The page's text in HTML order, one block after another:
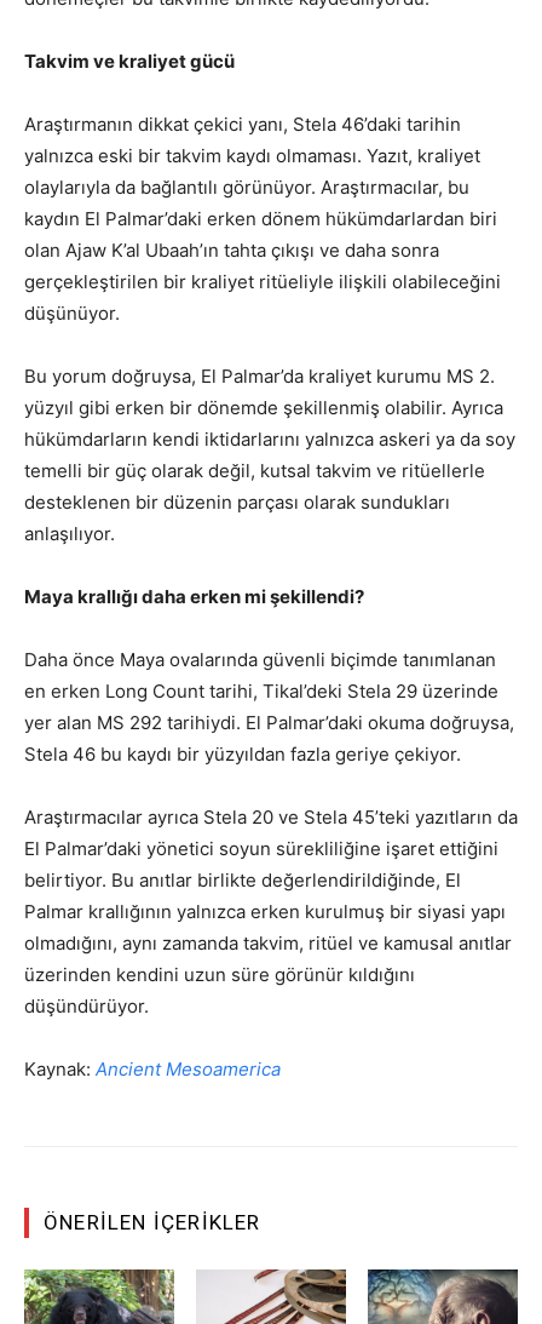
Takvim ve kraliyet gücü
Araştırmanın dikkat çekici yanı, Stela 46’daki tarihin
yalnızca eski bir takvim kaydı olmaması. Yazıt, kraliyet
olaylarıyla da bağlantılı görünüyor. Araştırmacılar, bu
kaydın El Palmar’daki erken dönem hükümdarlardan biri
olan Ajaw K’al Ubaah’ın tahta çıkışı ve daha sonra
gerçekleştirilen bir kraliyet ritüeliyle ilişkili olabileceğini
düşünüyor.
Bu yorum doğruysa, El Palmar’da kraliyet kurumu MS 2.
yüzyıl gibi erken bir dönemde şekillenmiş olabilir. Ayrıca
hükümdarların kendi iktidarlarını yalnızca askeri ya da soy
temelli bir güç olarak değil, kutsal takvim ve ritüellerle
desteklenen bir düzenin parçası olarak sundukları
anlaşılıyor.
Maya krallığı daha erken mi şekillendi?
Daha önce Maya ovalarında güvenli biçimde tanımlanan
en erken Long Count tarihi, Tikal’deki Stela 29 üzerinde
yer alan MS 292 tarihiydi. El Palmar’daki okuma doğruysa,
Stela 46 bu kaydı bir yüzyıldan fazla geriye çekiyor.
Araştırmacılar ayrıca Stela 20 ve Stela 45’teki yazıtların da
El Palmar’daki yönetici soyun sürekliliğine işaret ettiğini
belirtiyor. Bu anıtlar birlikte değerlendirildiğinde, El
Palmar krallığının yalnızca erken kurulmuş bir siyasi yapı
olmadığını, aynı zamanda takvim, ritüel ve kamusal anıtlar
üzerinden kendini uzun süre görünür kıldığını
düşündürüyor.
Kaynak: Ancient Mesoamerica
ÖNERILEN İÇERIKLER